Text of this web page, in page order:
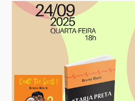
Maschio, Cacau Novaes, Catarina
Cecilia Rogers, Claudia Alejandra
Leilane Fernandes, Dilma de
de Guevara, Graciela Romero,
Jorge Alfredo Castillo Moreno,
Helena Carvalho, Manuela Barreto,
Klecz, Martín Nigromante, Nhyin - o